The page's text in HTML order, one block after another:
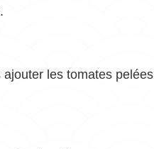
les tomates